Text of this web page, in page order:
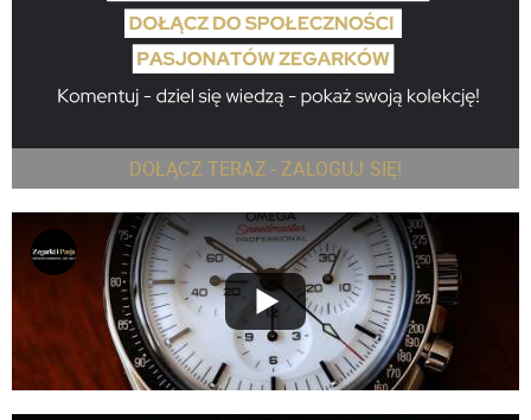
DOŁĄCZ TERAZ - ZALOGUJ SIĘ!